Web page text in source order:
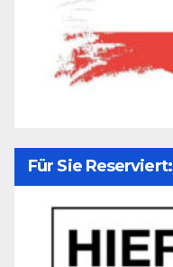
Für Sie Reserviert: